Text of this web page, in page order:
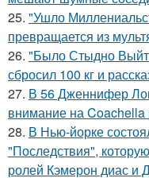
25. "Ушло
превращается из
26. "Было Стыдно
сбросил 100 кг и
27. В 56 Дженнифер
внимание на Coachella
28. В Нью-йорке
"Последствия",
ролей Кэмерон диас и